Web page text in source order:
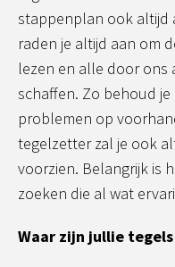
stappenplan ook altijd
raden je altijd aan om
lezen en alle door
schaffen. Zo behoud
problemen op
tegelzetter zal je ook
voorzien. Belangrijk is
zoeken die al wat
Waar zijn jullie